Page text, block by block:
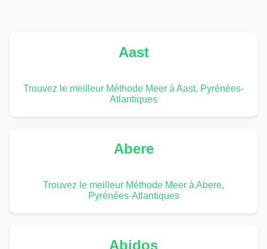
Aast
Trouvez le meilleur Méthode Meer à Aast, Pyrénées-
Atlantiques
Abere
Trouvez le meilleur Méthode Meer à Abere,
Pyrénées-Atlantiques
Abidos